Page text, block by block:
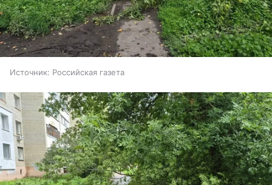
Источник: Российская газета